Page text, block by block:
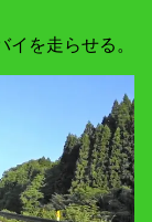
を走らせる。